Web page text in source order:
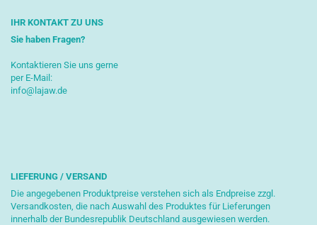
IHR KONTAKT ZU UNS
Sie haben Fragen?
Kontaktieren Sie uns gerne
per E-Mail:
info@lajaw.de
LIEFERUNG / VERSAND
Die angegebenen Produktpreise verstehen sich als Endpreise zzgl.
Versandkosten, die nach Auswahl des Produktes für Lieferungen
innerhalb der Bundesrepublik Deutschland ausgewiesen werden.